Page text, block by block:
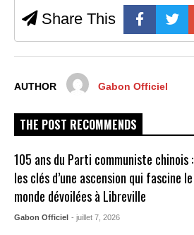
Share This
AUTHOR Gabon Officiel
THE POST RECOMMENDS
105 ans du Parti communiste chinois :
les clés d’une ascension qui fascine le
monde dévoilées à Libreville
Gabon Officiel - juillet 7, 2026